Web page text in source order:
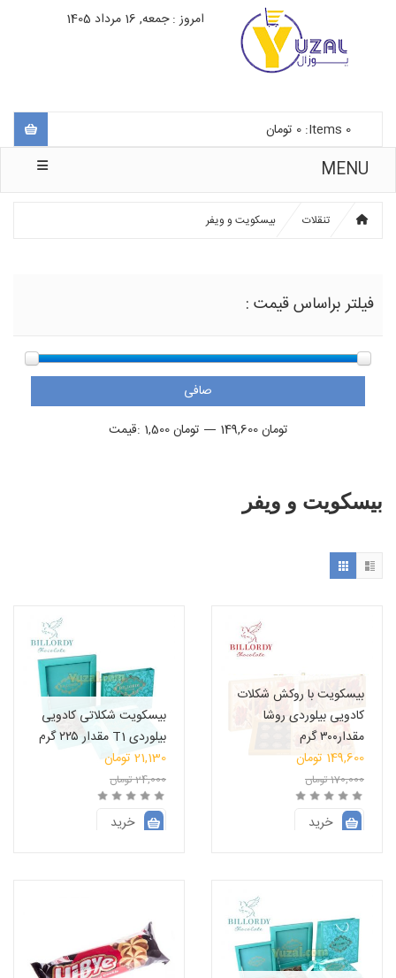
امروز : جمعه, 16 مرداد 1405
0
Items:
0 تومان
MENU
تنقلات بیسکویت و ویفر
فیلتر براساس قیمت :
صافی
قيمت:
1,500 تومان — 149,600 تومان
بیسکویت و ویفر
بیسکویت با روکش شکلات
کادویی بیلوردی روشا
مقدار۳۰۰ گرم
قیمت
اصلی:
170,000 تومان
بود.
149,600 تومان
قیمت
فعلی:
149,600 تومان.
170,000تومان
خرید
بیسکویت شکلاتی کادویی
بیلوردی T1 مقدار ۲۲۵ گرم
قیمت
اصلی:
24,000 تومان
بود.
21,130 تومان
قیمت
فعلی:
21,130 تومان.
24,000تومان
خرید